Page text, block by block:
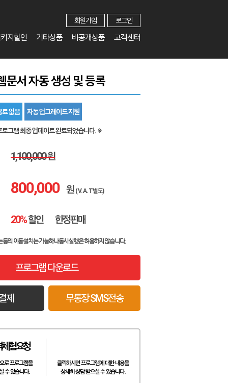
로그인
회원가입
지할인 기타상품 비공개상품 고객센터
문서 자동 생성 및 등록
료 없음 자동 업그레이드 지원
그램 최종 업데이트 완료되었습니다. ※
1,100,000 원
800,000 원 (V.A.T별도)
20%할인 한정판매
등의 이동설치는 가능하나동시실행은 허용하지 않습니다.
프로그램 다운로드
제 무통장 SMS전송
험요청
로 프로그램을
수 있습니다.
클릭하시면 프로그램에 대한 내용을
상세히 상담 받으실 수 있습니다.